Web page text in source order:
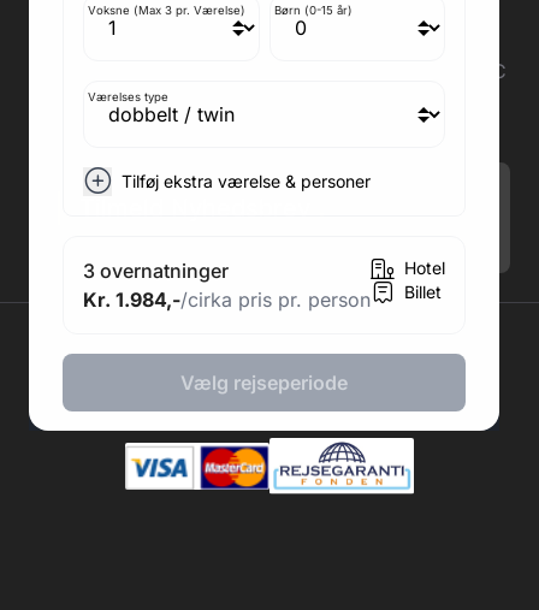
Voksne (Max 3 pr. Værelse) Børn (0-15 år)
Værelses type
Tilføj ekstra værelse & personer
3 overnatninger
Kr. 1.984,-/cirka pris pr. person
Hotel
Billet
Vælg rejseperiode
2860 Søborg
Medlem af rejsegarantifonden: 3350
Adresse kontor: Fodboldpakker ApS Rosendal 1C
2860 Søborg
CVR: 41967218